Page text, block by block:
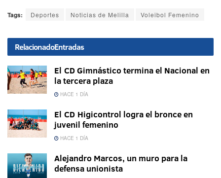
Tags: Deportes Noticias de Melilla Voleibol Femenino
RelacionadoEntradas
El CD Gimnástico termina el Nacional en
la tercera plaza
HACE 1 DÍA
El CD Higicontrol logra el bronce en
juvenil femenino
HACE 1 DÍA
Alejandro Marcos, un muro para la
defensa unionista